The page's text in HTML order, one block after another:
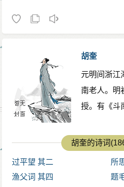
胡奎
元明间浙江
南老人。明
授。有《斗
胡奎的诗词
过平望 其二
所
渔父词 其四
题